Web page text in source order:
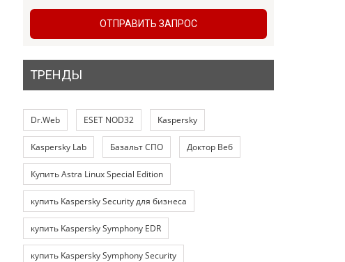
ОТПРАВИТЬ ЗАПРОС
ТРЕНДЫ
Dr.Web ESET NOD32 Kaspersky
Kaspersky Lab Базальт СПО Доктор Веб
Купить Astra Linux Special Edition
купить Kaspersky Security для бизнеса
купить Kaspersky Symphony EDR
купить Kaspersky Symphony Security